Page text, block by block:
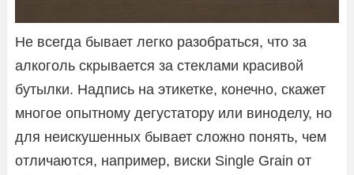
Не всегда бывает легко разобраться, что за
алкоголь скрывается за стеклами красивой
бутылки. Надпись на этикетке, конечно, скажет
многое опытному дегустатору или виноделу, но
для неискушенных бывает сложно понять, чем
отличаются, например, виски Single Grain от